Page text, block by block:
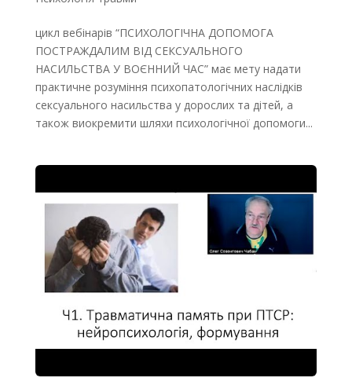
цикл вебінарів “ПСИХОЛОГІЧНА ДОПОМОГА
ПОСТРАЖДАЛИМ ВІД СЕКСУАЛЬНОГО
НАСИЛЬСТВА У ВОЄННИЙ ЧАС” має мету надати
практичне розуміння психопатологічних наслідків
сексуального насильства у дорослих та дітей, а
також виокремити шляхи психологічної допомоги...